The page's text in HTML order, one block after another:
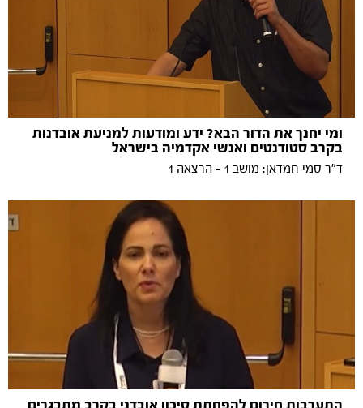
ומי יחנך את הדור הבא? ידע ומודעות למניעת אובדנות
בקרב סטודנטים ואנשי אקדמיה בישראל
ד"ר סמי חמדאן: מושב 1 - הרצאה 1